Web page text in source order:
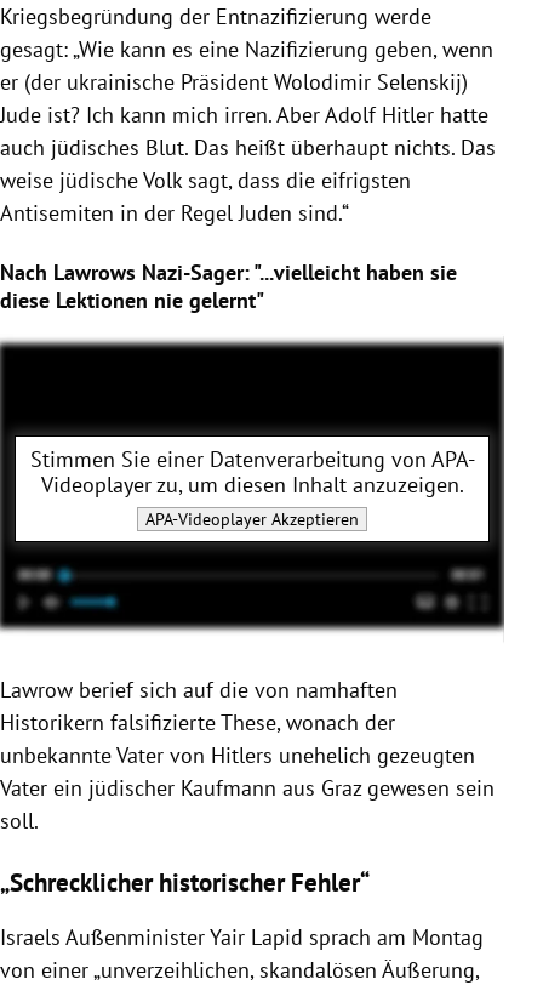
Kriegsbegründung der Entnazifizierung werde
gesagt: „Wie kann es eine Nazifizierung geben, wenn
er (der ukrainische Präsident Wolodimir Selenskij)
Jude ist? Ich kann mich irren. Aber Adolf Hitler hatte
auch jüdisches Blut. Das heißt überhaupt nichts. Das
weise jüdische Volk sagt, dass die eifrigsten
Antisemiten in der Regel Juden sind.“
Nach Lawrows Nazi-Sager: "...vielleicht haben sie
diese Lektionen nie gelernt"
Stimmen Sie einer Datenverarbeitung von APA-
Videoplayerzu, um diesen Inhalt anzuzeigen.
APA-Videoplayer Akzeptieren
Lawrow berief sich auf die von namhaften
Historikern falsifizierte These, wonach der
unbekannte Vater von Hitlers unehelich gezeugten
Vater ein jüdischer Kaufmann aus Graz gewesen sein
soll.
„Schrecklicher historischer Fehler“
Israels Außenminister Yair Lapid sprach am Montag
von einer „unverzeihlichen, skandalösen Äußerung,